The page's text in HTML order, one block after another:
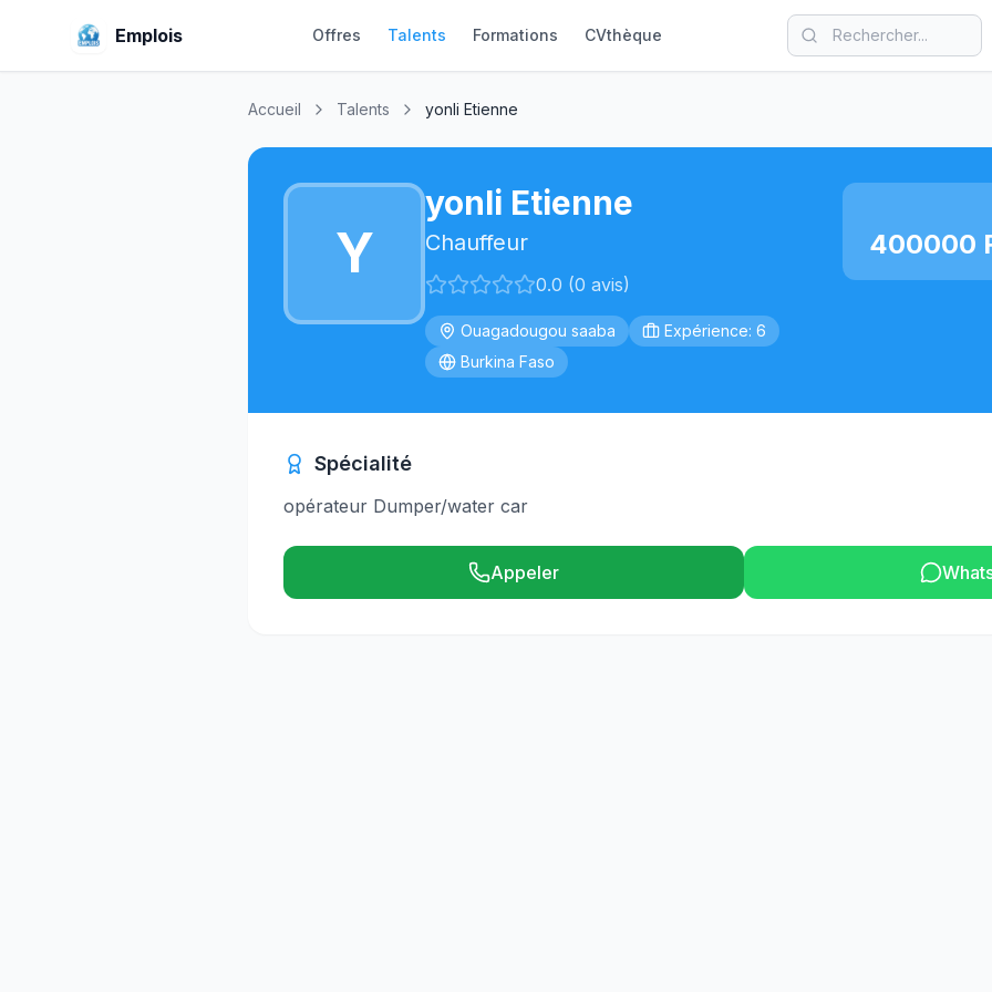
Emplois Offres Talents Formations CVthèque
Accueil Talents yonli Etienne
Y
yonli Etienne
Chauffeur
0.0 (0 avis)
Ouagadougou saaba
Expérience: 6
Burkina Faso
400000
Spécialité
opérateur Dumper/water car
Appeler